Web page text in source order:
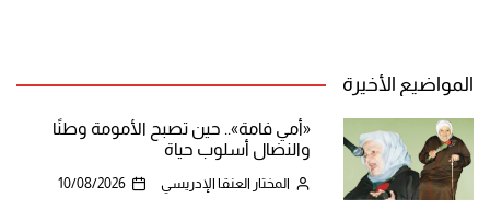
المواضيع الأخيرة
«أمي فامة».. حين تصبح الأمومة وطنًا
والنضال أسلوب حياة
المختار العنقا الإدريسي 10/08/2026